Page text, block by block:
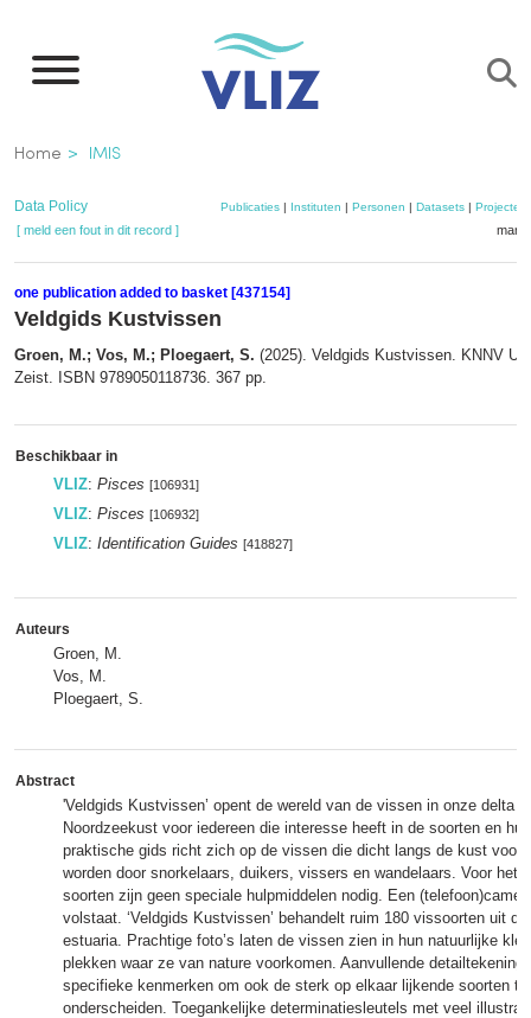
naar
inhoud
gaan
Kruimelpad
Home IMIS
Data Policy Publicaties| Instituten | Personen | Datasets| Projecten
[ meld een fout in dit record ]
one publication added to basket [437154]
Veldgids Kustvissen
Groen, M.; Vos, M.; Ploegaert, S. (2025). Veldgids Kustvissen. KNNV
Zeist. ISBN 9789050118736. 367 pp.
Beschikbaar in
VLIZ: Pisces [106931]
VLIZ: Pisces [106932]
VLIZ: Identification Guides [418827]
Auteurs
Groen, M.
Vos, M.
Ploegaert, S.
Abstract
'Veldgids Kustvissen’ opent de wereld van de vissen in onze delta
Noordzeekust voor iedereen die interesse heeft in de soorten en
praktische gids richt zich op de vissen die dicht langs de kust
worden door snorkelaars, duikers, vissers en wandelaars. Voor het
soorten zijn geen speciale hulpmiddelen nodig. Een
volstaat. ‘Veldgids Kustvissen’ behandelt ruim 180 vissoorten uit
estuaria. Prachtige foto’s laten de vissen zien in hun natuurlijke
plekken waar ze van nature voorkomen. Aanvullende
specifieke kenmerken om ook de sterk op elkaar lijkende soorten te
onderscheiden. Toegankelijke determinatiesleutels met veel